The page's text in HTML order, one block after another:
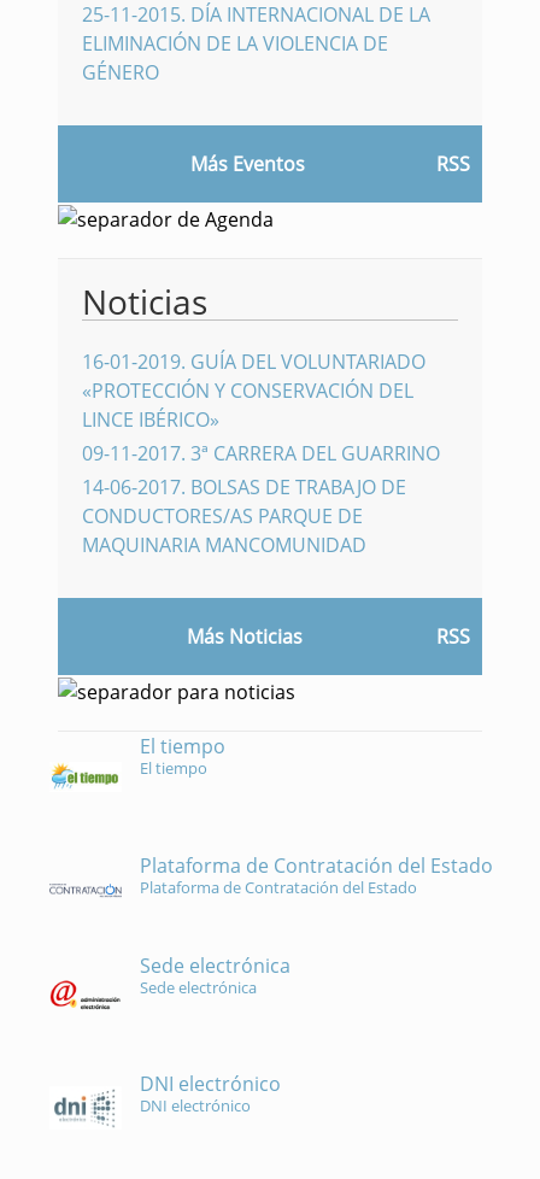
25-11-2015. DÍA INTERNACIONAL DE LA
ELIMINACIÓN DE LA VIOLENCIA DE
GÉNERO
Más Eventos RSS
Noticias
16-01-2019. GUÍA DEL VOLUNTARIADO
«PROTECCIÓN Y CONSERVACIÓN DEL
LINCE IBÉRICO»
09-11-2017. 3ª CARRERA DEL GUARRINO
14-06-2017. BOLSAS DE TRABAJO DE
CONDUCTORES/AS PARQUE DE
MAQUINARIA MANCOMUNIDAD
Más Noticias RSS
El tiempo
El tiempo
Plataforma de Contratación del Estado
Plataforma de Contratación del Estado
Sede electrónica
Sede electrónica
DNI electrónico
DNI electrónico